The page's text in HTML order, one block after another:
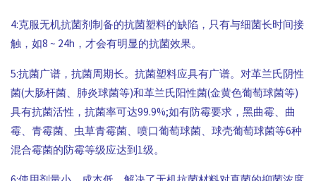
4:克服无机抗菌剂制备的抗菌塑料的缺陷，只有与细菌长时间接
触，如8 ~ 24h，才会有明显的抗菌效果。
5:抗菌广谱，抗菌周期长。抗菌塑料应具有广谱。对革兰氏阴性
菌(大肠杆菌、肺炎球菌等)和革兰氏阳性菌(金黄色葡萄球菌等)
具有抗菌活性，抗菌率可达99.9%;如有防霉要求，黑曲霉、曲
霉、青霉菌、虫草青霉菌、喷口葡萄球菌、球壳葡萄球菌等6种
混合霉菌的防霉等级应达到1级。